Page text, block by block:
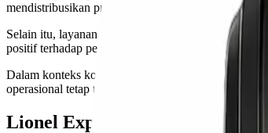
mendistribusikan produk mereka ke pasar dengan
Selain itu, layanan cargo juga membantu
positif terhadap pertumbuhan ekonomi lokal.
Dalam konteks kota-kota seperti Makassar dan
operasional tetap terjangkau sambil menjaga kualitas
Lionel Express: Perusahaan